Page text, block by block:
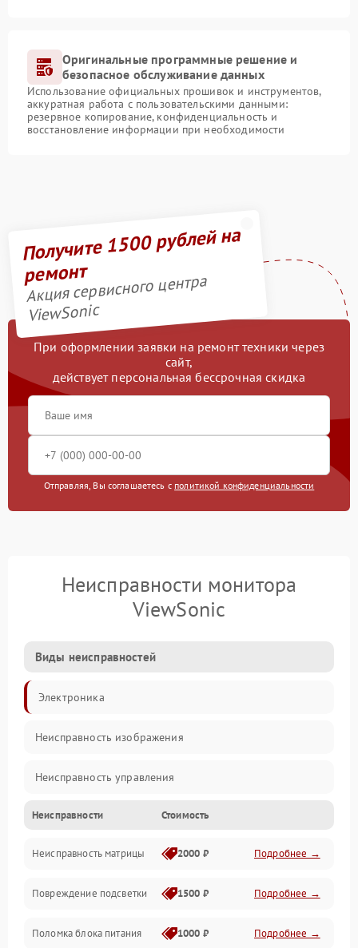
Оригинальные программные решение и
безопасное обслуживание данных
Использование официальных прошивок и инструментов,
аккуратная работа с пользовательскими данными:
резервное копирование, конфиденциальность и
восстановление информации при необходимости
Получите 1500 рублей на
ремонт
Акция сервисного центра
ViewSonic
При оформлении заявки на ремонт техники через
сайт,
действует персональная бессрочная скидка
Отправляя, Вы соглашаетесь с политикой конфиденциальности
Неисправности монитора
ViewSonic
Виды неисправностей
Электроника
Неисправность изображения
Неисправность управления
Неисправность интерфейсов
Прочие неисправности
Неисправность звука
Механические повреждения
Неисправности Стоимость
Неисправность матрицы 2000 ₽ Подробнее →
Повреждение подсветки 1500 ₽ Подробнее →
Поломка блока питания 1000 ₽ Подробнее →